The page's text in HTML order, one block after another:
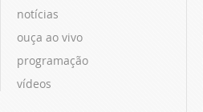
notícias
ouça ao vivo
programação
vídeos